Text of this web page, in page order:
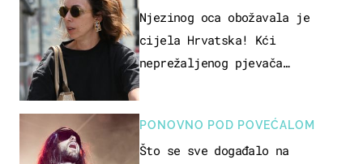
Njezinog oca obožavala je
cijela Hrvatska! Kći
neprežaljenog pjevača
PONOVNO POD POVEĆALOM
Što se sve događalo na